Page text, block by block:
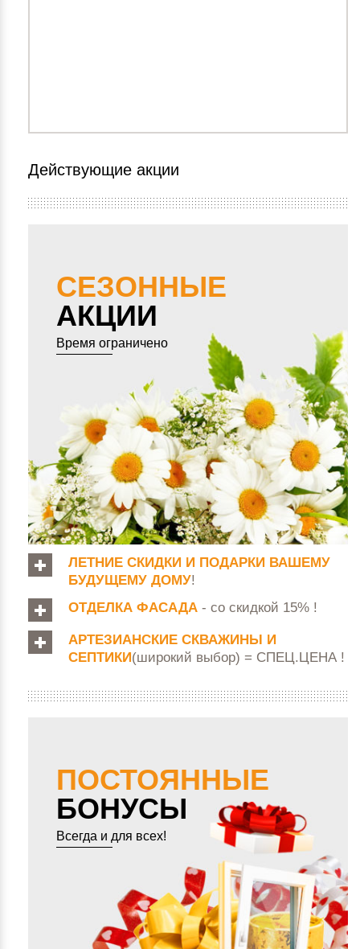
Действующие акции
СЕЗОННЫЕ
АКЦИИ
Время ограничено
ЛЕТНИЕ СКИДКИ И ПОДАРКИ ВАШЕМУ
БУДУЩЕМУ ДОМУ!
ОТДЕЛКА ФАСАДА - со скидкой 15% !
АРТЕЗИАНСКИЕ СКВАЖИНЫ И
СЕПТИКИ(широкий выбор) = СПЕЦ.ЦЕНА !
ПОСТОЯННЫЕ
БОНУСЫ
Всегда и для всех!